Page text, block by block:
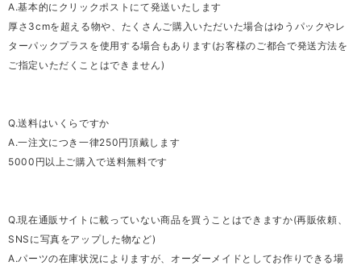
A.基本的にクリックポストにて発送いたします
厚さ3cmを超える物や、たくさんご購入いただいた場合はゆうパックやレ
ターパックプラスを使用する場合もあります(お客様のご都合で発送方法を
ご指定いただくことはできません)
Q.送料はいくらですか
A.一注文につき一律250円頂戴します
5000円以上ご購入で送料無料です
Q.現在通販サイトに載っていない商品を買うことはできますか(再販依頼、
SNSに写真をアップした物など)
A.パーツの在庫状況によりますが、オーダーメイドとしてお作りできる場